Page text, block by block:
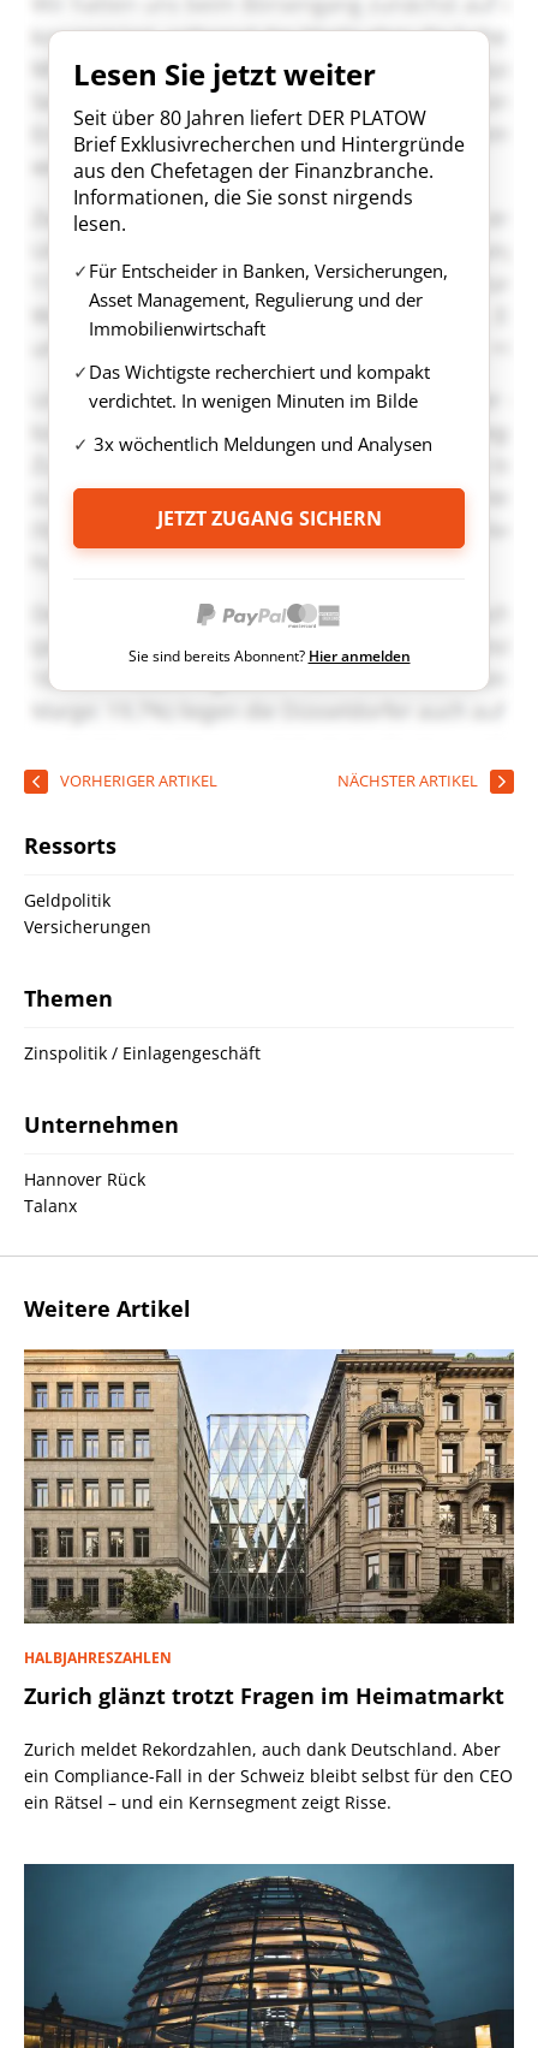
Lesen Sie jetzt weiter
Seit über 80 Jahren liefert DER PLATOW
Brief Exklusivrecherchen und Hintergründe
aus den Chefetagen der Finanzbranche.
Informationen, die Sie sonst nirgends
lesen.
Für Entscheider in Banken, Versicherungen,
Asset Management, Regulierung und der
Immobilienwirtschaft
Das Wichtigste recherchiert und kompakt
verdichtet. In wenigen Minuten im Bilde
3x wöchentlich Meldungen und Analysen
JETZT ZUGANG SICHERN
Sie sind bereits Abonnent? Hier anmelden
VORHERIGER ARTIKEL NÄCHSTER ARTIKEL
Ressorts
Geldpolitik
Versicherungen
Themen
Zinspolitik / Einlagengeschäft
Unternehmen
Hannover Rück
Talanx
Weitere Artikel
HALBJAHRESZAHLEN
Zurich glänzt trotzt Fragen im Heimatmarkt
Zurich meldet Rekordzahlen, auch dank Deutschland. Aber
ein Compliance-Fall in der Schweiz bleibt selbst für den CEO
ein Rätsel – und ein Kernsegment zeigt Risse.